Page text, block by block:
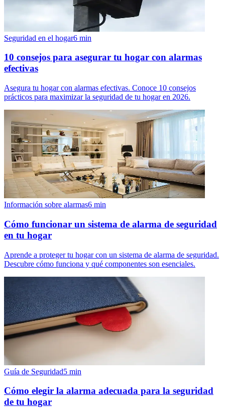
Seguridad en el hogar6 min
10 consejos para asegurar tu hogar con alarmas
efectivas
Asegura tu hogar con alarmas efectivas. Conoce 10 consejos
prácticos para maximizar la seguridad de tu hogar en 2026.
Información sobre alarmas6 min
Cómo funcionar un sistema de alarma de seguridad
en tu hogar
Aprende a proteger tu hogar con un sistema de alarma de seguridad.
Descubre cómo funciona y qué componentes son esenciales.
Guía de Seguridad5 min
Cómo elegir la alarma adecuada para la seguridad
de tu hogar